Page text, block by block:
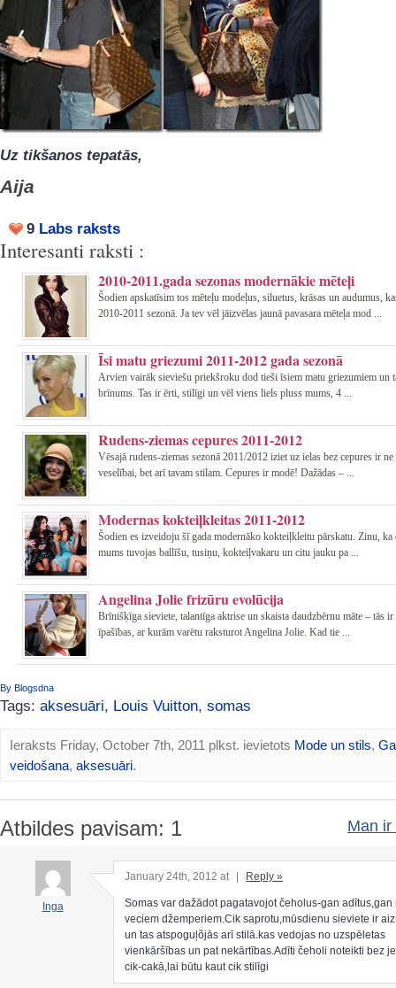
Uz tikšanos tepatās,
Aija
9 Labs raksts
Interesanti raksti :
2010-2011.gada sezonas modernākie mēteļi
Šodien apskatīsim tos mēteļu modeļus, siluetus, krāsas un audumus,
2010-2011 sezonā. Ja tev vēl jāizvēlas jaunā pavasara mēteļa mod ...
Īsi matu griezumi 2011-2012 gada sezonā
Arvien vairāk sieviešu priekšroku dod tieši īsiem matu griezumiem un
brīnums. Tas ir ērti, stilīgi un vēl viens liels pluss mums, 4 ...
Rudens-ziemas cepures 2011-2012
Vēsajā rudens-ziemas sezonā 2011/2012 iziet uz ielas bez cepures ir
veselībai, bet arī tavam stilam. Cepures ir modē! Dažādas – ...
Modernas kokteiļkleitas 2011-2012
Šodien es izveidoju šī gada modernāko kokteiļkleitu pārskatu. Zinu, ka
mums tuvojas ballīšu, tusiņu, kokteiļvakaru un citu jauku pa ...
Angelina Jolie frizūru evolūcija
Brīnišķīga sieviete, talantīga aktrise un skaista daudzbērnu māte – tās ir
īpašības, ar kurām varētu raksturot Angelina Jolie. Kad tie ...
By Blogsdna
Tags: aksesuāri, Louis Vuitton, somas
Ieraksts Friday, October 7th, 2011 plkst. ievietots Mode un stils,
veidošana, aksesuāri.
Atbildes pavisam: 1 Man ir
Inga
January 24th, 2012 at | Reply »
Somas var dažādot pagatavojot čeholus-gan adītus,gan
veciem džemperiem.Cik saprotu,mūsdienu sieviete ir
un tas atspoguļõjās arī stilā.kas vedojas no uzspēletas
vienkāršības un pat nekārtības.Adīti čeholi noteikti bez
cik-cakā,lai būtu kaut cik stilīgi